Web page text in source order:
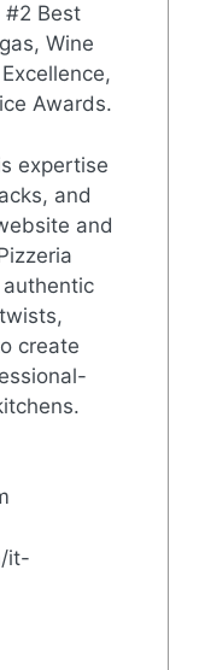
#2 Best
Wine
Awards.
expertise
and
and
create
it-